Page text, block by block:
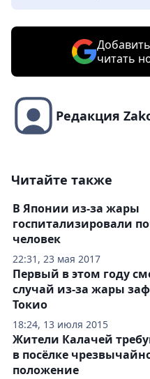
читать
Редакция
Читайте также
22:31, 23 мая 2017
В Японии из-за жары
госпитализировали
человек
18:24, 13 июля 2015
Первый в этом году
случай из-за жары
Токио
Жители Калачей
в посёлке
положение